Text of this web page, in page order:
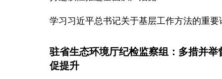
驻省生态环境厅纪检监察组：多措并举
促提升